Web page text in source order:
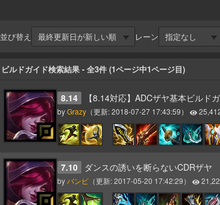
並び替え レーン
ビルドガイド検索結果 - 全3件 (1ページ中1ページ目)
8.14 【8.14対応】ADCザヤ基本ビルド
byGrazy （更新:2018-07-27 17:43:59）
7.10 ダンスの誘いを断らないCDRザヤ
by バンビ （更新:2017-05-20 17:42:29）